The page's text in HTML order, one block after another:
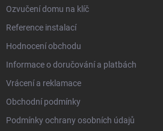
Ozvučení domu na klíč
Reference instalací
Hodnocení obchodu
Informace o doručování a platbách
Vrácení a reklamace
Obchodní podmínky
Podmínky ochrany osobních údajů